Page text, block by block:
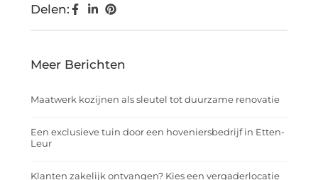
Delen:
Meer Berichten
Maatwerk kozijnen als sleutel tot duurzame renovatie
Een exclusieve tuin door een hoveniersbedrijf in Etten-
Leur
Klanten zakelijk ontvangen? Kies een vergaderlocatie